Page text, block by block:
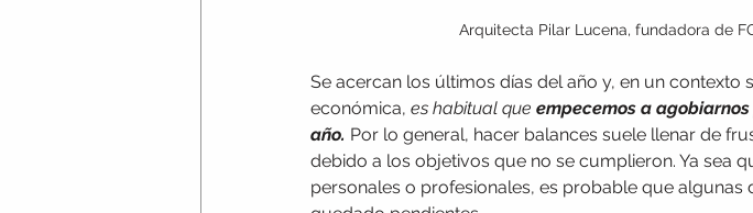
Arquitecta Pilar Lucena, fundadora de
Se acercan los últimos días del año y, en un
económica, es habitual que empecemos a
año. Por lo general, hacer balances suele llenar de
debido a los objetivos que no se cumplieron. Ya sea
personales o profesionales, es probable que